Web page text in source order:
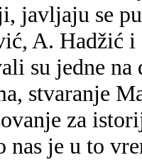
javljaju se
A. Hadžić
su jedne
stvaranje
za
nas je u to